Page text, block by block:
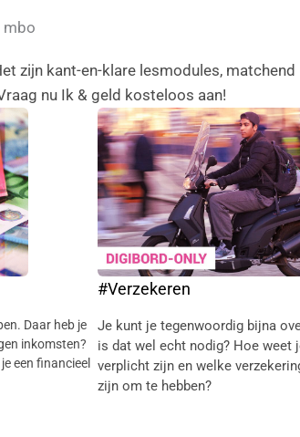
mbo
zijn kant-en-klare lesmodules, matchend
nu Ik & geld kosteloos aan!
Daar heb je
inkomsten?
een financieel
#Verzekeren
Je kunt je tegenwoordig bijna
is dat wel echt nodig? Hoe weet
verplicht zijn en welke
zijn om te hebben?